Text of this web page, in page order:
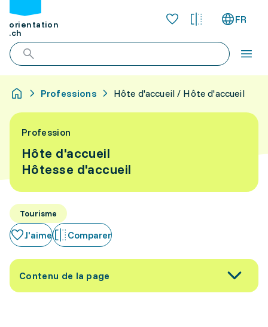
orientation
.ch
FR
Professions Hôte d'accueil / Hôte d'accueil
Profession
Hôte d'accueil
Hôtesse d'accueil
Tourisme
J'aime Comparer
Contenu de la page